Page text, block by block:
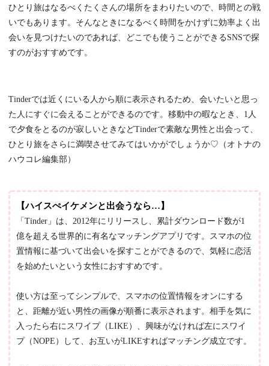
ひとり旅はなるべくたくさんの場所をまわりたいので、時間との戦
いでもあります。そんなときになるべく時間をかけずに効率よく出
会いを見つけたいのであれば、どこでも使うことができるSNSで探
すのがおすすめです。
Tinderでは近くにいる人から順に表示されるため、会いたいと思っ
た人にすぐに会えることができるのです。移動中の暇なとき、1人
で夕食をとるのが寂しいときなどTinderで素敵な男性と出会って、
ひとり旅をさらに満喫させてみてはいかがでしょうか♡（オトナの
ハウコレ編集部）
【ハイスぺイケメンと出会うなら…】
「Tinder」は、2012年にリリースし、累計ダウンロード数が1
億を超える世界的に有名なマッチングアプリです。スマホの位
置情報に基づいて出会いを探すことができるので、気軽に恋活
を始めたいという女性におすすめです。
使い方は至ってシンプルで、スマホの位置情報をオンにする
と、距離が近い男性の画像が順番に表示されます。相手を気に
入ったら右にスワイプ（LIKE）、興味がなければ左にスワイ
プ（NOPE）して、お互いがLIKEすればマッチング成立です。